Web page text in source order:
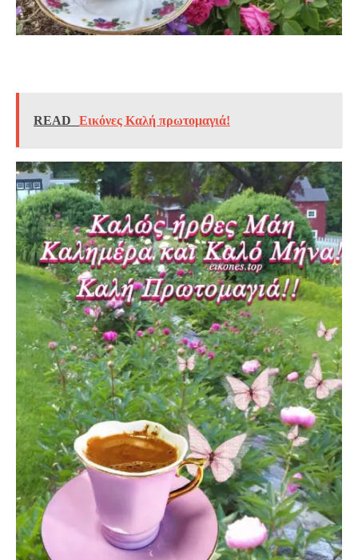
READ Εικόνες Καλή πρωτομαγιά!